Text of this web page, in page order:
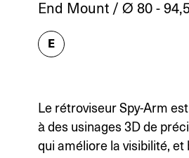
End Mount / Ø 80 -
E
Le rétroviseur Spy-Arm
à des usinages 3D de
qui améliore la visibilité, et